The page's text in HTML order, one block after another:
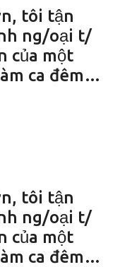
tôi tận
ng/oại t/
của một
ca đêm…
tôi tận
ng/oại t/
của một
ca đêm…